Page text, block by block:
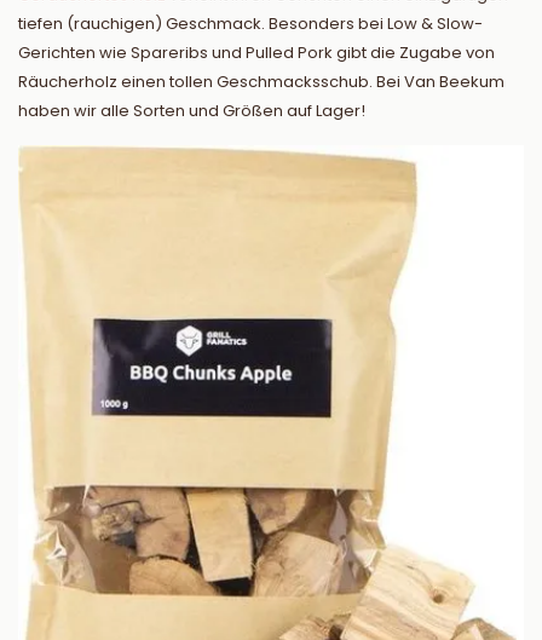
tiefen (rauchigen) Geschmack. Besonders bei Low & Slow-
Gerichten wie Spareribs und Pulled Pork gibt die Zugabe von
Räucherholz einen tollen Geschmacksschub. Bei Van Beekum
haben wir alle Sorten und Größen auf Lager!